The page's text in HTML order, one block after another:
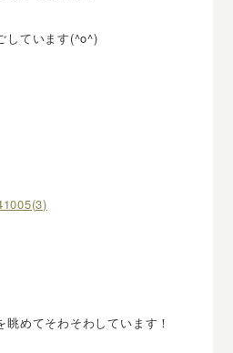
しています(^o^)
めてそわそわしています！